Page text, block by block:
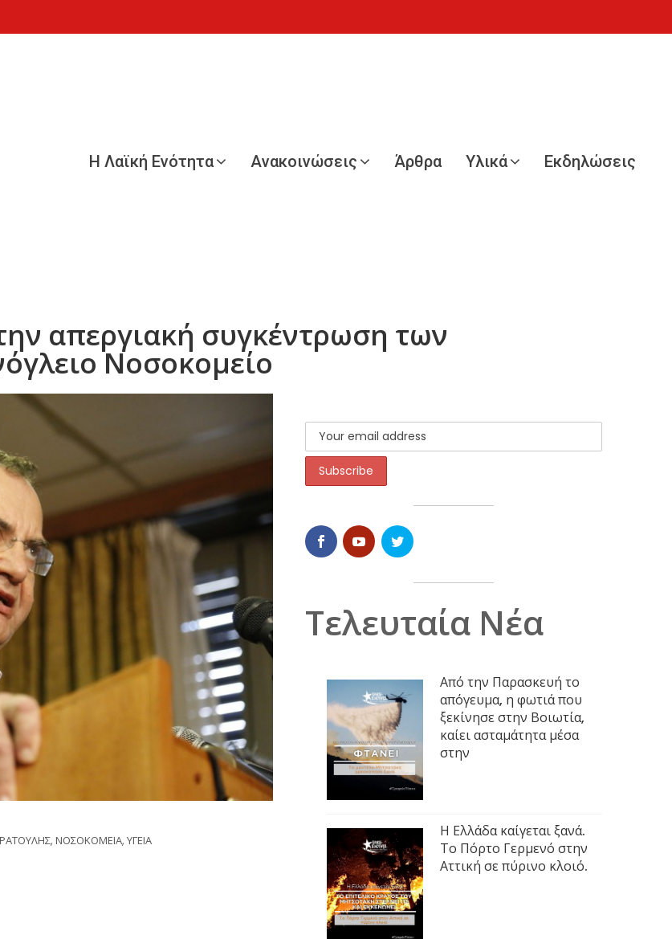
Η Λαϊκή Ενότητα Ανακοινώσεις Άρθρα Υλικά Εκδηλώσεις
απεργιακή συγκέντρωση των
Νοσοκομείο
, ΝΟΣΟΚΟΜΕΙΑ, ΥΓΕΙΑ
Τελευταία Νέα
Από την Παρασκευή το
απόγευμα, η φωτιά που
ξεκίνησε στην Βοιωτία,
καίει ασταμάτητα μέσα
στην
Η Ελλάδα καίγεται ξανά.
Το Πόρτο Γερμενό στην
Αττική σε πύρινο κλοιό.